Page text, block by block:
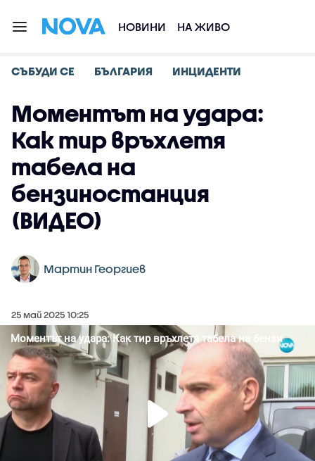
НОВИНИ НА ЖИВО
СЪБУДИ СЕ БЪЛГАРИЯ ИНЦИДЕНТИ
Моментът на удара:
Как тир връхлетя
табела на
бензиностанция
(ВИДЕО)
Мартин Георгиев
25 май 2025 10:25